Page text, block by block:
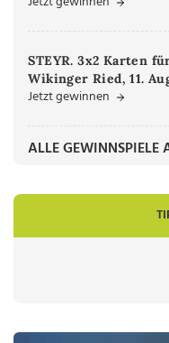
STEYR. 3x2 Karten
Wikinger Ried, 11.
Jetzt gewinnen
ALLE GEWINNSPIELE